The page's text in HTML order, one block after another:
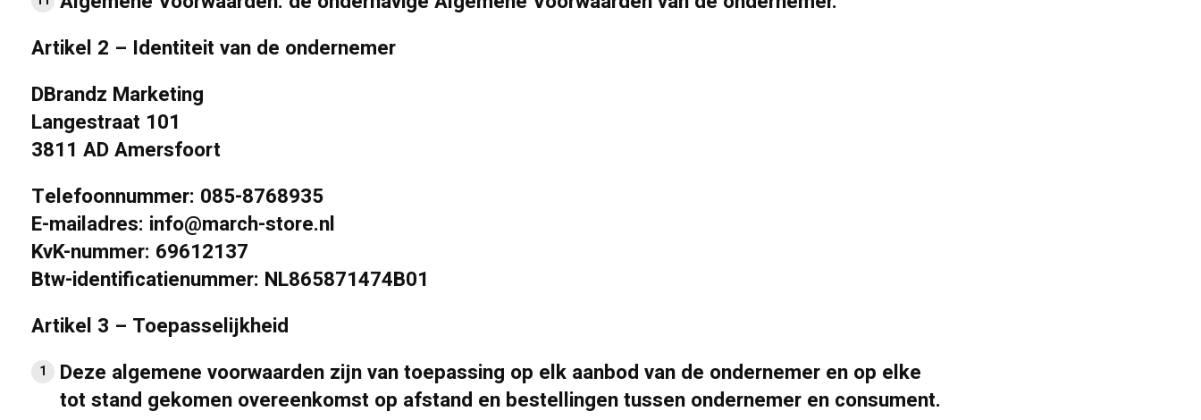
Artikel 2 – Identiteit van de ondernemer
DBrandz Marketing
Langestraat 101
3811 AD Amersfoort
Telefoonnummer: 085-8768935
E-mailadres: info@march-store.nl
KvK-nummer: 69612137
Btw-identificatienummer: NL865871474B01
Artikel 3 – Toepasselijkheid
Deze algemene voorwaarden zijn van toepassing op elk aanbod van de ondernemer en op elke
tot stand gekomen overeenkomst op afstand en bestellingen tussen ondernemer en consument.